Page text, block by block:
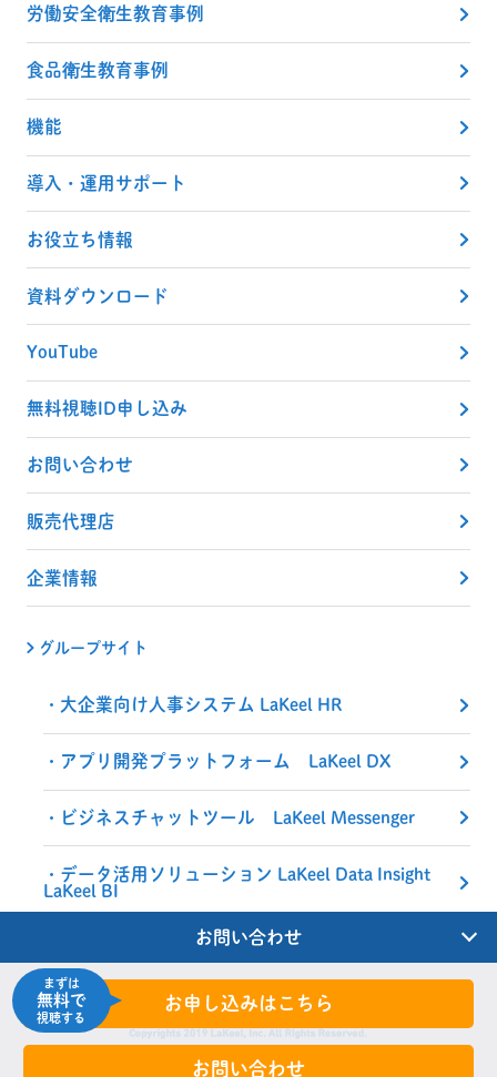
労働安全衛生教育事例
食品衛生教育事例
機能
導入・運用サポート
お役立ち情報
資料ダウンロード
YouTube
無料視聴ID申し込み
お問い合わせ
販売代理店
企業情報
グループサイト
大企業向け人事システム LaKeel HR
アプリ開発プラットフォーム LaKeel DX
ビジネスチャットツール LaKeel Messenger
データ活用ソリューション LaKeel Data Insight
LaKeel BI
お問い合わせ
まずは
無料で
視聴する
お申し込みはこちら
お問い合わせ